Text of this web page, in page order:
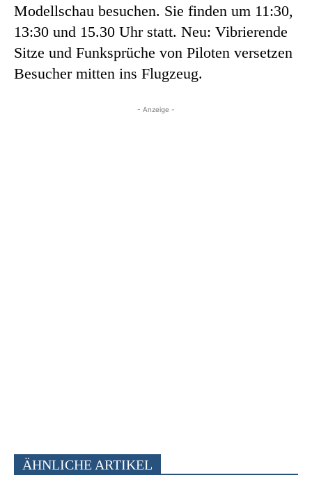
Modellschau besuchen. Sie finden um 11:30,
13:30 und 15.30 Uhr statt. Neu: Vibrierende
Sitze und Funksprüche von Piloten versetzen
Besucher mitten ins Flugzeug.
- Anzeige -
ÄHNLICHE ARTIKEL